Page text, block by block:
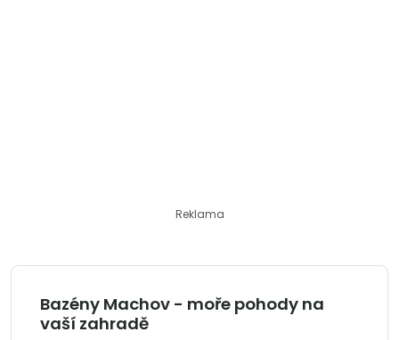
Reklama
Bazény Machov - moře pohody na
vaší zahradě